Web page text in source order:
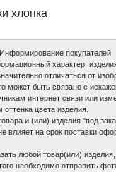
Информирование покупателей
характер,
отличаться от
может быть связано с
интернет связи или
оттенка цвета изделия.
и (или) изделия "под
влияет на срок поставки
любой товар(или) изделия,
необходимо отправить